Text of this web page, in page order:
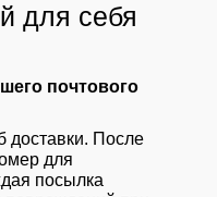
для себя
почтового
доставки. После
для
посылка